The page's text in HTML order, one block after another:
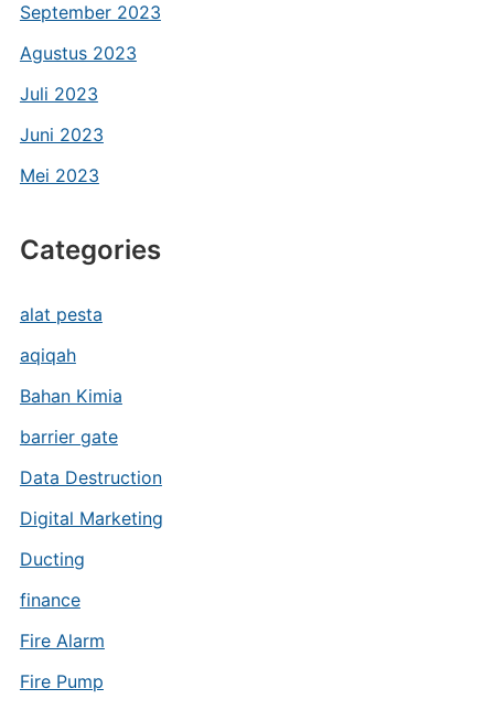
September 2023
Agustus 2023
Juli 2023
Juni 2023
Mei 2023
Categories
alat pesta
aqiqah
Bahan Kimia
barrier gate
Data Destruction
Digital Marketing
Ducting
finance
Fire Alarm
Fire Pump